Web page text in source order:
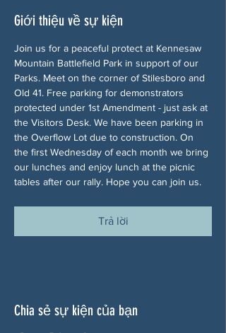
Giới thiệu về sự kiện
Join us for a peaceful protect at Kennesaw
Mountain Battlefield Park in support of our
Parks. Meet on the corner of Stilesboro and
Old 41. Free parking for demonstrators
protected under 1st Amendment - just ask at
the Visitors Desk. We have been parking in
the Overflow Lot due to construction. On
the first Wednesday of each month we bring
our lunches and enjoy lunch at the picnic
tables after our rally. Hope you can join us.
Trả lời
Chia sẻ sự kiện của bạn